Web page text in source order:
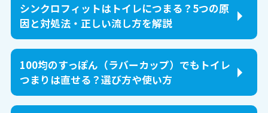
シンクロフィットはトイレにつまる？5つの原
因と対処法・正しい流し方を解説
100均のすっぽん（ラバーカップ）でもトイレ
つまりは直せる？選び方や使い方